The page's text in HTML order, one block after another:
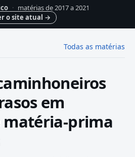
· matérias de 2017 a 2021
o site atual →
Todas as matérias
em
matéria-prima